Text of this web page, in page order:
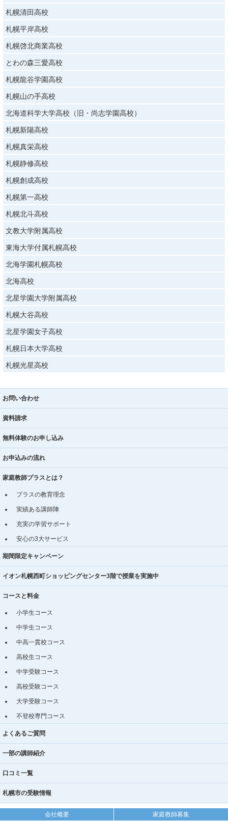
札幌清田高校
札幌平岸高校
札幌啓北商業高校
とわの森三愛高校
札幌龍谷学園高校
札幌山の手高校
北海道科学大学高校（旧・尚志学園高校）
札幌新陽高校
札幌真栄高校
札幌静修高校
札幌創成高校
札幌第一高校
札幌北斗高校
文教大学附属高校
東海大学付属札幌高校
北海学園札幌高校
北海高校
北星学園大学附属高校
札幌大谷高校
北星学園女子高校
札幌日本大学高校
札幌光星高校
お問い合わせ
資料請求
無料体験のお申し込み
お申込みの流れ
家庭教師プラスとは？
プラスの教育理念
実績ある講師陣
充実の学習サポート
安心の3大サービス
期間限定キャンペーン
イオン札幌西町ショッピングセンター3階で授業を実施中
コースと料金
小学生コース
中学生コース
中高一貫校コース
高校生コース
中学受験コース
高校受験コース
大学受験コース
不登校専門コース
よくあるご質問
一部の講師紹介
口コミ一覧
札幌市の受験情報
会社概要 家庭教師募集